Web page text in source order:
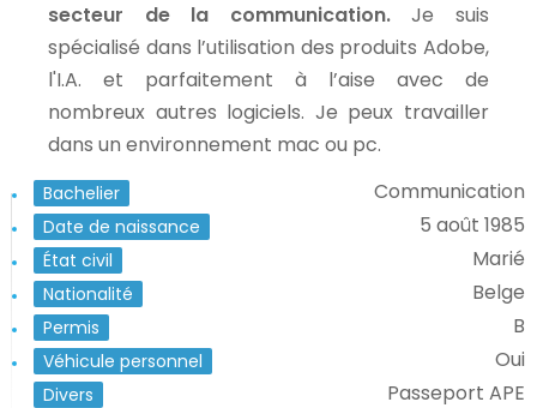
secteur de la communication.Je suis
spécialisé dans l’utilisation des produits Adobe,
l'I.A. et parfaitement à l’aise avec de
nombreux autres logiciels. Je peux travailler
dans un environnement mac ou pc.
Bachelier Communication
Date de naissance 5 août 1985
État civil Marié
Nationalité Belge
Permis B
Véhicule personnel Oui
Divers Passeport APE